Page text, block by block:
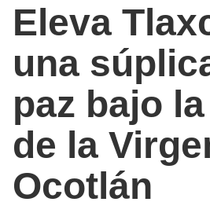
Eleva
una
paz bajo
de la
Ocotlán